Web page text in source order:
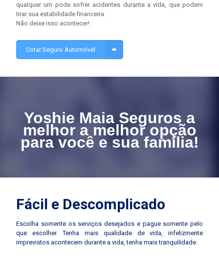
qualquer um pode sofrer acidentes durante a vida, que podem
tirar sua estabilidade financeira.
Não deixe isso acontecer!
Cotar Seguro Automóvel
Yoshie Maia Seguros a
melhor a melhor opção
para você e sua família!
Fácil e Descomplicado
Escolha somente os serviços desejados e pague somente pelo
que escolher. Tenha mais qualidade de vida, infelizmente
imprevistos acontecem durante a vida, tenha mais tranquilidade.